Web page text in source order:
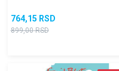
764,15 RSD
899,00 RSD